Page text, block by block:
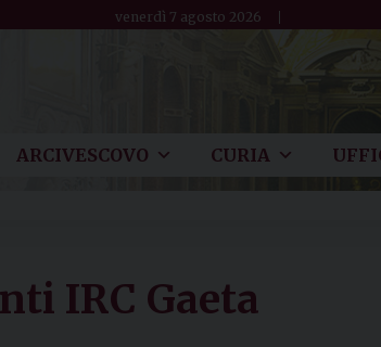
venerdì 7 agosto 2026
ARCIVESCOVO CURIA
IRC Gaeta